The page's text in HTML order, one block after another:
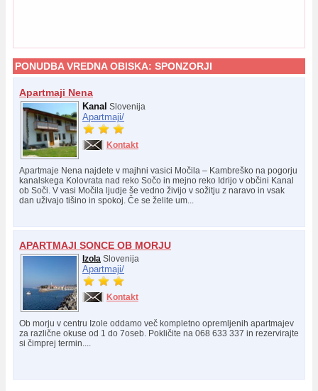
PONUDBA VREDNA OBISKA: SPONZORJI
Apartmaji Nena
Kanal Slovenija
Apartmaji/
Kontakt
Apartmaje Nena najdete v majhni vasici Močila – Kambreško na pogorju
kanalskega Kolovrata nad reko Sočo in mejno reko Idrijo v občini Kanal
ob Soči. V vasi Močila ljudje še vedno živijo v sožitju z naravo in vsak
dan uživajo tišino in spokoj. Če se želite um...
APARTMAJI SONCE OB MORJU
Izola Slovenija
Apartmaji/
Kontakt
Ob morju v centru Izole oddamo več kompletno opremljenih apartmajev
za različne okuse od 1 do 7oseb. Pokličite na 068 633 337 in rezervirajte
si čimprej termin....